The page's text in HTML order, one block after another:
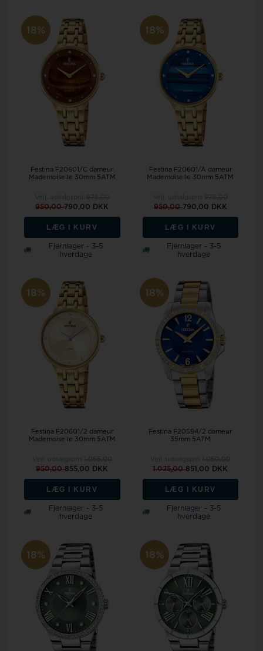
18%
Festina F20601/C dameur
Mademoiselle 30mm 5ATM
950,00790,00 DKK
LÆG I KURV
Fjernlager - 3-5
hverdage
18%
Festina F20601/A dameur
Mademoiselle 30mm 5ATM
950,00790,00 DKK
LÆG I KURV
Fjernlager - 3-5
hverdage
18%
Festina F20601/2 dameur
Mademoiselle 30mm 5ATM
950,00855,00 DKK
LÆG I KURV
Fjernlager - 3-5
hverdage
18%
Festina F20594/2 dameur
35mm 5ATM
1.025,00851,00 DKK
LÆG I KURV
Fjernlager - 3-5
hverdage
18% 18%